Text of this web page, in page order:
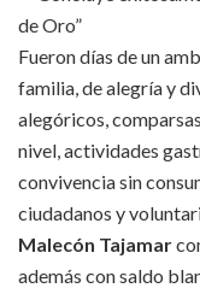
Fueron días de un
familia, de alegría y
alegóricos,
nivel, actividades
convivencia sin
ciudadanos y
Malecón Tajamar
además con saldo